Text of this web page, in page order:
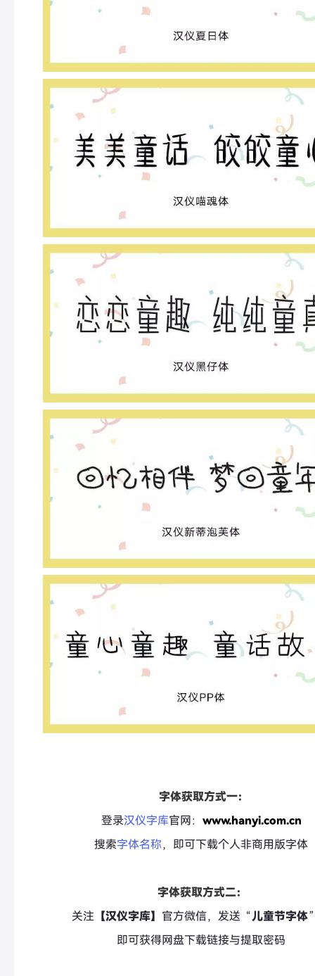
字体获取方式一：
登录汉仪字库官网： www.hanyi.com.cn
搜索字体名称，即可下载个人非商用版字体
字体获取方式二：
关注 【汉仪字库】 官方微信，发送“儿童节字体
即可获得网盘下载链接与提取密码